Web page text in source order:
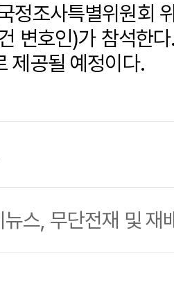
정조사특별위원회
변호인)가 참석한
제공될 예정이다.
스, 무단전재 및 재